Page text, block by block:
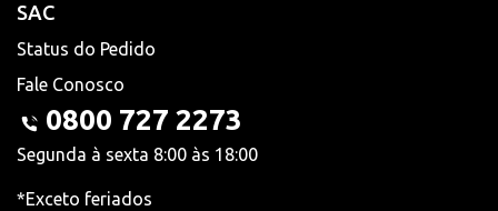
SAC
Status do Pedido
Fale Conosco
0800 727 2273
Segunda à sexta 8:00 às 18:00
*Exceto feriados